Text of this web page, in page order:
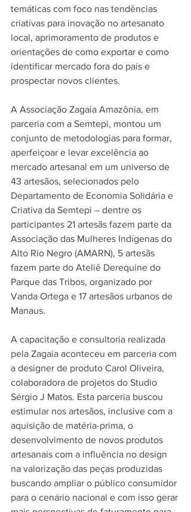
temáticas com foco nas tendências
criativas para inovação no artesanato
local, aprimoramento de produtos e
orientações de como exportar e como
identificar mercado fora do país e
prospectar novos clientes.
A Associação Zagaia Amazônia, em
parceria com a Semtepi, montou um
conjunto de metodologias para formar,
aperfeiçoar e levar excelência ao
mercado artesanal em um universo de
43 artesãos, selecionados pelo
Departamento de Economia Solidária e
Criativa da Semtepi – dentre os
participantes 21 artesãs fazem parte da
Associação das Mulheres Indígenas do
Alto Rio Negro (AMARN), 5 artesãs
fazem parte do Ateliê Derequine do
Parque das Tribos, organizado por
Vanda Ortega e 17 artesãos urbanos de
Manaus.
A capacitação e consultoria realizada
pela Zagaia aconteceu em parceria com
a designer de produto Carol Oliveira,
colaboradora de projetos do Studio
Sérgio J Matos. Esta parceria buscou
estimular nos artesãos, inclusive com a
aquisição de matéria-prima, o
desenvolvimento de novos produtos
artesanais com a influência no design
na valorização das peças produzidas
buscando ampliar o público consumidor
para o cenário nacional e com isso gerar